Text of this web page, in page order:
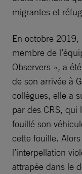
migrantes et
En octobre 2019,
membre de
Observers », a
de son arrivée à
collègues, elle a
par des CRS, qui
fouillé son
cette fouille.
l’interpellation
attrapée dans le